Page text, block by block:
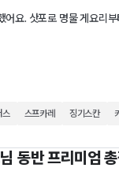
요. 삿포로 명물 게요리
스 스프카레 징기스칸
동반 프리미엄 총